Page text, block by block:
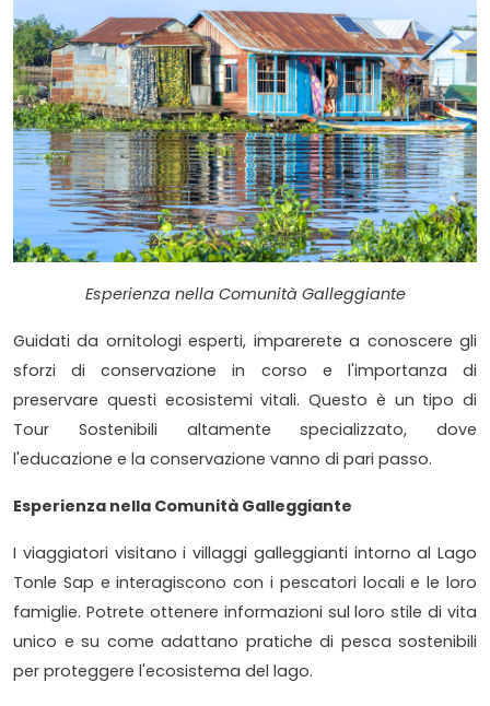
Esperienza nella Comunità Galleggiante
Guidati da ornitologi esperti, imparerete a conoscere gli
sforzi di conservazione in corso e l'importanza di
preservare questi ecosistemi vitali. Questo è un tipo di
Tour Sostenibili altamente specializzato, dove
l'educazione e la conservazione vanno di pari passo.
Esperienza nella Comunità Galleggiante
I viaggiatori visitano i villaggi galleggianti intorno al Lago
Tonle Sap e interagiscono con i pescatori locali e le loro
famiglie. Potrete ottenere informazioni sul loro stile di vita
unico e su come adattano pratiche di pesca sostenibili
per proteggere l'ecosistema del lago.